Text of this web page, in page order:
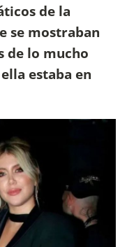
de la
se mostraban
de lo mucho
estaba en